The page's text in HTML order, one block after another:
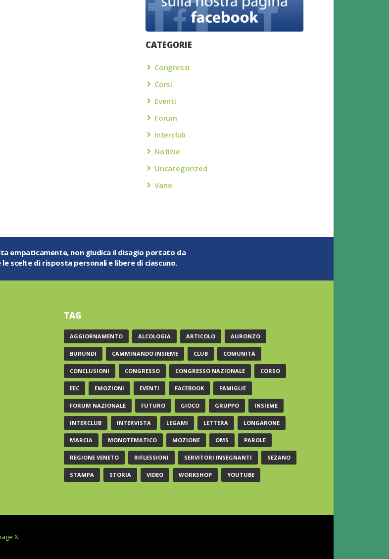
CATEGORIE
Congressi
Corsi
Eventi
Forum
Interclub
Notizie
Uncategorized
Varie
empaticamente, non giudica il disagio portato da
le scelte di risposta personali e libere di ciascuno.
TAG
AGGIORNAMENTO ALCOLOGIA ARTICOLO AURONZO
BURUNDI CAMMINANDO INSIEME CLUB COMUNITÀ
CONCLUSIONI CONGRESSO CONGRESSO NAZIONALE CORSO
EEC EMOZIONI EVENTI FACEBOOK FAMIGLIE
FORUM NAZIONALE FUTURO GIOCO GRUPPO INSIEME
INTERCLUB INTERVISTA LEGAMI LETTERA LONGARONE
MARCIA MONOTEMATICO MOZIONE OMS PAROLE
REGIONE VENETO RIFLESSIONI SERVITORI INSEGNANTI SEZANO
STAMPA STORIA VIDEO WORKSHOP YOUTUBE
&